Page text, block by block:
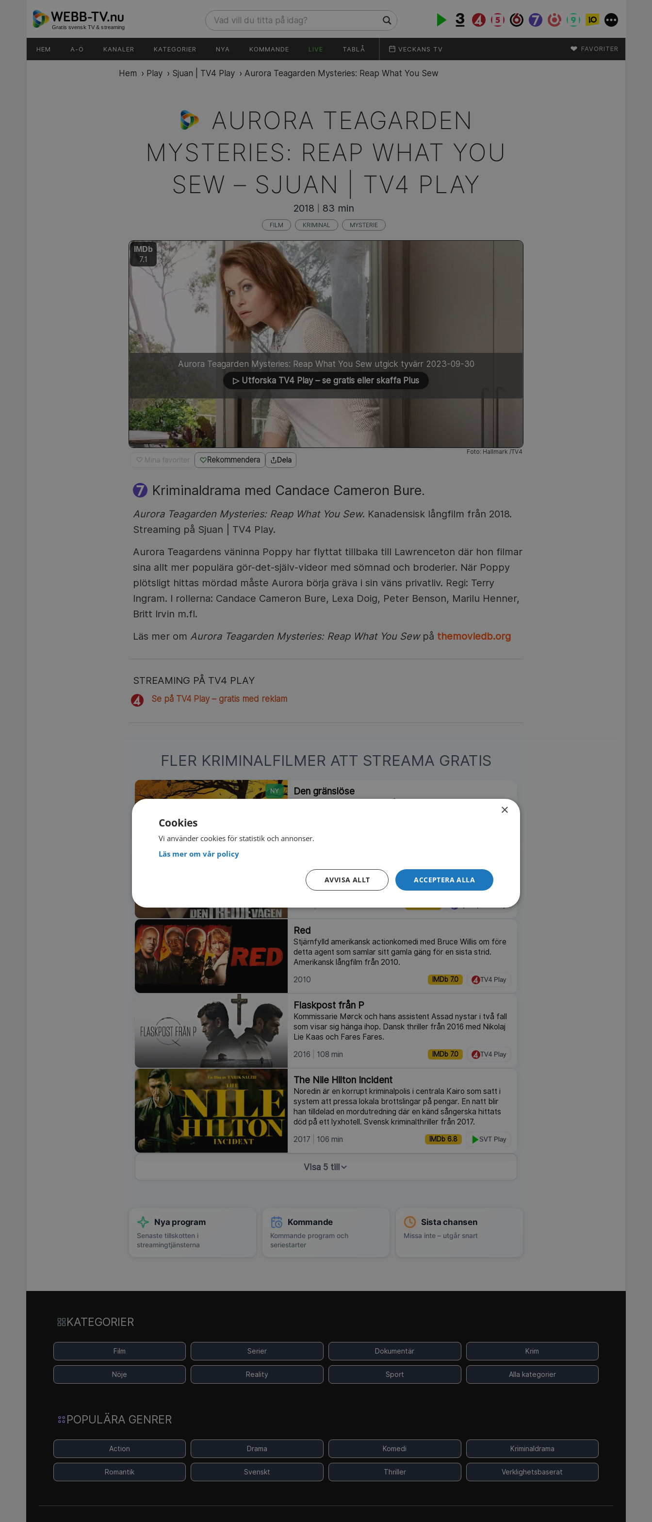
Gratis svensk TV & streaming
HEM A-Ö KANALER KATEGORIER NYA KOMMANDE LIVE TABLÅ VECKANS TV ♥ FAVORITER
Hem › Play › Sjuan | TV4 Play › Aurora Teagarden Mysteries: Reap What You Sew
AURORA TEAGARDEN
MYSTERIES: REAP WHAT YOU
SEW – SJUAN | TV4 PLAY
♡ Mina favoriter Rekommendera Dela
Kriminaldrama med Candace Cameron Bure.
Aurora Teagarden Mysteries: Reap What You Sew. Kanadensisk långfilm från 2018.
Streaming på Sjuan | TV4 Play.
Aurora Teagardens väninna Poppy har flyttat tillbaka till Lawrenceton där hon filmar
sina allt mer populära gör-det-själv-videor med sömnad och broderier. När Poppy
plötsligt hittas mördad måste Aurora börja gräva i sin väns privatliv. Regi: Terry
Ingram. I rollerna: Candace Cameron Bure, Lexa Doig, Peter Benson, Marilu Henner,
Britt Irvin m.fl.
Läs mer om Aurora Teagarden Mysteries: Reap What You Sewpå themoviedb.org
Foto: Hallmark /TV4
Aurora Teagarden Mysteries: Reap What You Sew utgick tyvärr 2023-09-30
▷ Utforska TV4 Play – se gratis eller skaffa Plus
STREAMING PÅ TV4 PLAY
Se på TV4 Play – gratis med reklam
2018 83 min
FILM KRIMINAL MYSTERIE
IMDb
7.1
FLER KRIMINALFILMER ATT STREAMA GRATIS
NY Den gränslöse
Efter att ha slutat som polis ansluter sig Johan Falk till en
nybildad arbetsgrupp inom Europol som ska bekämpa de stora
ekonomiska brottslingarna. Svensk actionthriller från 2003.
Red
Stjärnfylld amerikansk actionkomedi med Bruce Willis om före
detta agent som samlar sitt gamla gäng för en sista strid.
Amerikansk långfilm från 2010.
2010
IMDb 7.0 TV4 Play
Flaskpost från P
Kommissarie Mørck och hans assistent Assad nystar i två fall
som visar sig hänga ihop. Dansk thriller från 2016 med Nikolaj
Lie Kaas och Fares Fares.
2016
108 min IMDb 7.0 TV4 Play
The Nile Hilton Incident
Noredin är en korrupt kriminalpolis i centrala Kairo som satt i
system att pressa lokala brottslingar på pengar. En natt blir
han tilldelad en mordutredning där en känd sångerska hittats
död på ett lyxhotell. Svensk kriminalthriller från 2017.
2017
106 min IMDb 6.8 SVT Play
Visa 5 till
Nya program
Senaste tillskotten i
streamingtjänsterna
Kommande
Kommande program och
seriestarter
Sista chansen
Missa inte – utgår snart
KATEGORIER
Film Serier Dokumentär Krim
Nöje Reality Sport Alla kategorier
POPULÄRA GENRER
Action Drama Komedi Kriminaldrama
Romantik Svenskt Thriller Verklighetsbaserat
×
Cookies
Vi använder cookies för statistik och annonser.
Läs mer om vår policy
ACCEPTERA ALLA
AVVISA ALLT